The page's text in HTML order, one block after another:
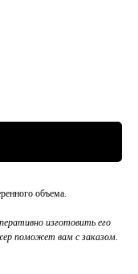
объема.
изготовить его
поможет вам с заказом.